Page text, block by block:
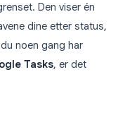
Den viser én
dine etter status,
noen gang har
Tasks, er det